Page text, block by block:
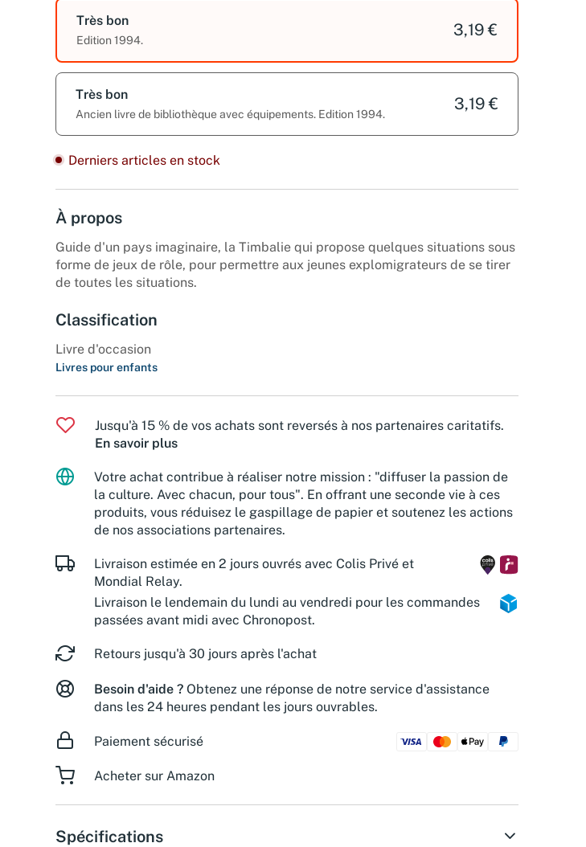
Très bon
Edition 1994.
3,19 €
Très bon
Ancien livre de bibliothèque avec équipements. Edition 1994.
3,19 €
Derniers articles en stock
À propos
Guide d'un pays imaginaire, la Timbalie qui propose quelques situations sous
forme de jeux de rôle, pour permettre aux jeunes explomigrateurs de se tirer
de toutes les situations.
Classification
Livre d'occasion
Livres pour enfants
Jusqu'à 15 % de vos achats sont reversés à nos partenaires caritatifs.
En savoir plus
Votre achat contribue à réaliser notre mission : "diffuser la passion de
la culture. Avec chacun, pour tous". En offrant une seconde vie à ces
produits, vous réduisez le gaspillage de papier et soutenez les actions
de nos associations partenaires.
Livraison estimée en 2 jours ouvrés avec Colis Privé et
Mondial Relay.
Livraison le lendemain du lundi au vendredi pour les commandes
passées avant midi avec Chronopost.
Retours jusqu'à 30 jours après l'achat
Besoin d'aide ? Obtenez une réponse de notre service d'assistance
dans les 24 heures pendant les jours ouvrables.
Paiement sécurisé
Acheter sur Amazon
Spécifications